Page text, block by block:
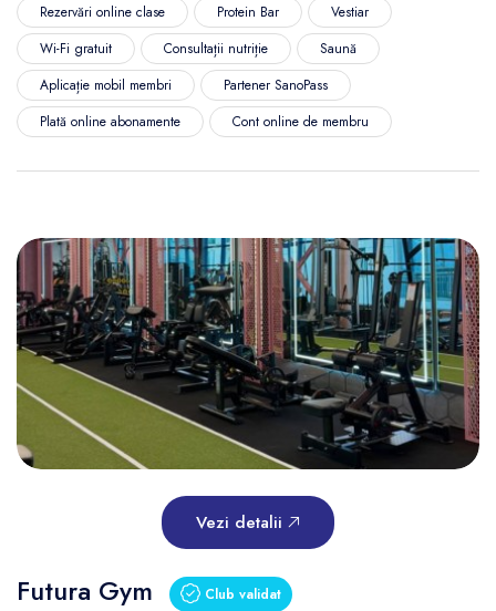
Rezervări online clase
Protein Bar
Vestiar
Wi-Fi gratuit
Consultații nutriție
Saună
Aplicație mobil membri
Partener SanoPass
Plată online abonamente
Cont online de membru
Vezi detalii
Futura Gym Club validat